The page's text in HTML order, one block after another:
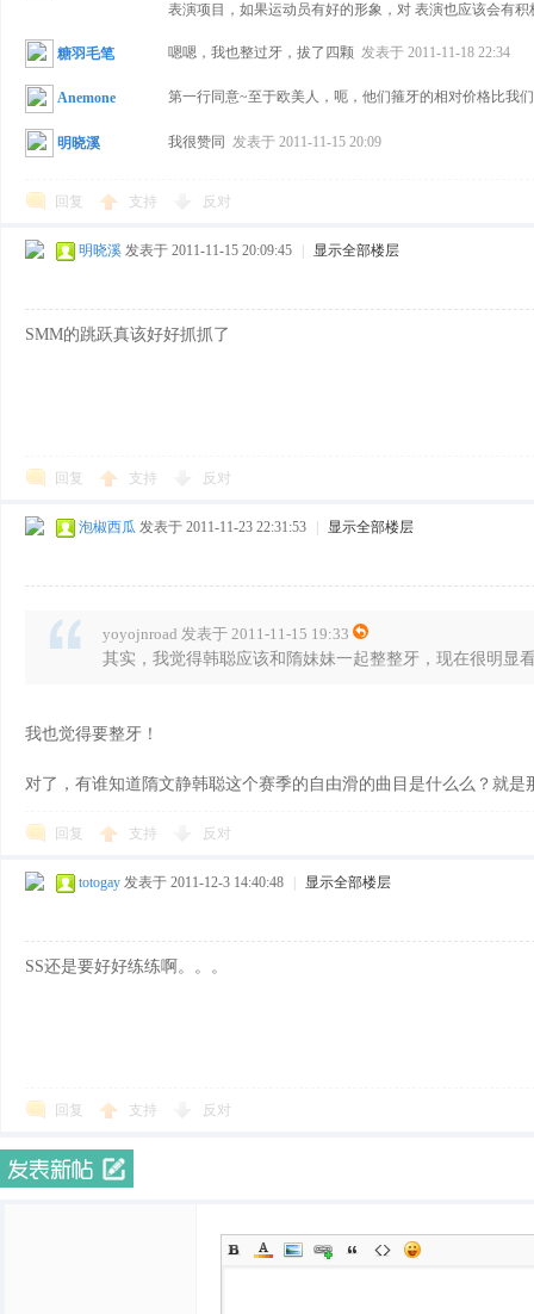
表演项目，如果运动员有好的形象，对 表演也应该会有
糖羽毛笔 嗯嗯，我也整过牙，拔了四颗 发表于 2011-11-18 22:34
Anemone 第一行同意~至于欧美人，呃，他们箍牙的相对价格比我
明晓溪 我很赞同 发表于 2011-11-15 20:09
回复 支持 反对
明晓溪 发表于 2011-11-15 20:09:45 显示全部楼层
SMM的跳跃真该好好抓抓了
回复 支持 反对
泡椒西瓜 发表于 2011-11-23 22:31:53 显示全部楼层
yoyojnroad 发表于 2011-11-15 19:33
其实，我觉得韩聪应该和隋妹妹一起整整牙，现在很明显
我也觉得要整牙！
对了，有谁知道隋文静韩聪这个赛季的自由滑的曲目是什么么？就是
回复 支持 反对
totogay 发表于 2011-12-3 14:40:48 显示全部楼层
SS还是要好好练练啊。。。
回复 支持 反对